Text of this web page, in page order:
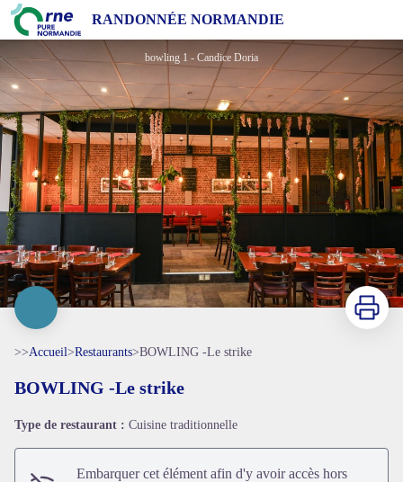
RANDONNÉE NORMANDIE
BOWLING -Le strike
bowling 1 - Candice Doria
Voir l'image en plein écran
Imprimer
>>Accueil>Restaurants>BOWLING -Le strike
BOWLING -Le strike
Type de restaurant : Cuisine traditionnelle
Embarquer cet élément afin d'y avoir accès hors